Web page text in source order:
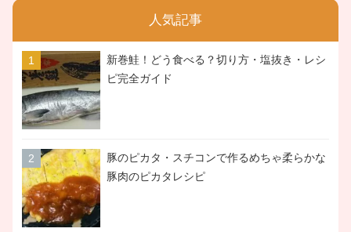
人気記事
新巻鮭！どう食べる？切り方・塩抜き・レシ
ピ完全ガイド
豚のピカタ・スチコンで作るめちゃ柔らかな
豚肉のピカタレシピ